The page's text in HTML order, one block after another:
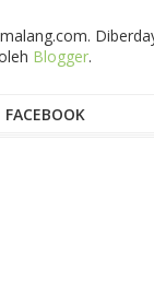
Blogger.
FACEBOOK